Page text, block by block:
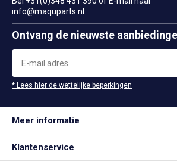
info@maquparts.nl
Ontvang de nieuwste
* Lees hier de wettelijke beperkingen
Meer informatie
Klantenservice